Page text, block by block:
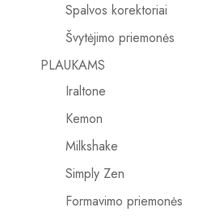
Spalvos korektoriai
Švytėjimo priemonės
PLAUKAMS
Iraltone
Kemon
Milkshake
Simply Zen
Formavimo priemonės